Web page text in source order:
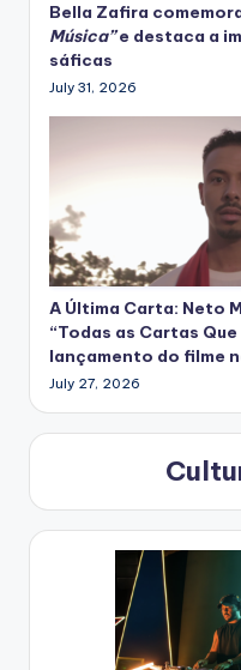
Bella Zafira
Música”e destaca a
sáficas
July 31, 2026
A Última Carta: Neto
“Todas as Cartas
lançamento do filme
July 27, 2026